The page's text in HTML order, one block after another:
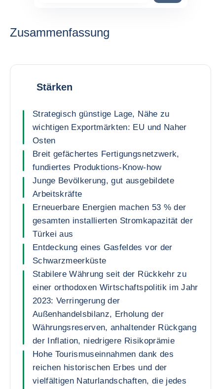
Zusammenfassung
Stärken
Strategisch günstige Lage, Nähe zu
wichtigen Exportmärkten: EU und Naher
Osten
Breit gefächertes Fertigungsnetzwerk,
fundiertes Produktions-Know-how
Junge Bevölkerung, gut ausgebildete
Arbeitskräfte
Erneuerbare Energien machen 53 % der
gesamten installierten Stromkapazität der
Türkei aus
Entdeckung eines Gasfeldes vor der
Schwarzmeerküste
Stabilere Währung seit der Rückkehr zu
einer orthodoxen Wirtschaftspolitik im Jahr
2023: Verringerung der
Außenhandelsbilanz, Erholung der
Währungsreserven, anhaltender Rückgang
der Inflation, niedrigere Risikoprämie
Hohe Tourismuseinnahmen dank des
reichen historischen Erbes und der
vielfältigen Naturlandschaften, die jedes